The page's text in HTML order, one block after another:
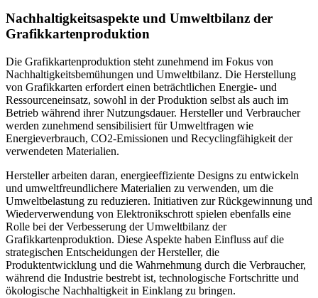
Nachhaltigkeitsaspekte und Umweltbilanz der
Grafikkartenproduktion
Die Grafikkartenproduktion steht zunehmend im Fokus von
Nachhaltigkeitsbemühungen und Umweltbilanz. Die Herstellung
von Grafikkarten erfordert einen beträchtlichen Energie- und
Ressourceneinsatz, sowohl in der Produktion selbst als auch im
Betrieb während ihrer Nutzungsdauer. Hersteller und Verbraucher
werden zunehmend sensibilisiert für Umweltfragen wie
Energieverbrauch, CO2-Emissionen und Recyclingfähigkeit der
verwendeten Materialien.
Hersteller arbeiten daran, energieeffiziente Designs zu entwickeln
und umweltfreundlichere Materialien zu verwenden, um die
Umweltbelastung zu reduzieren. Initiativen zur Rückgewinnung und
Wiederverwendung von Elektronikschrott spielen ebenfalls eine
Rolle bei der Verbesserung der Umweltbilanz der
Grafikkartenproduktion. Diese Aspekte haben Einfluss auf die
strategischen Entscheidungen der Hersteller, die
Produktentwicklung und die Wahrnehmung durch die Verbraucher,
während die Industrie bestrebt ist, technologische Fortschritte und
ökologische Nachhaltigkeit in Einklang zu bringen.